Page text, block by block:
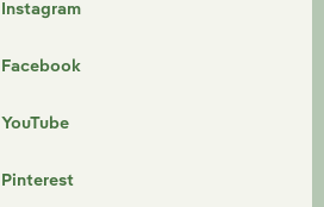
Instagram
Facebook
YouTube
Pinterest